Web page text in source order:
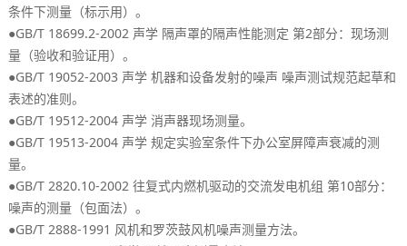
条件下测量 （标示用）。
●GB/T 18699.2-2002 声学 隔声罩的隔声性能测定 第2部分：现场测
量 （验收和验证用）。
●GB/T 19052-2003 声学 机器和设备发射的噪声 噪声测试规范起草和
表述的准则。
●GB/T 19512-2004 声学 消声器现场测量。
●GB/T 19513-2004 声学 规定实验室条件下办公室屏障声衰减的测
量。
●GB/T 2820.10-2002往复式内燃机驱动的交流发电机组 第10部分：
噪声的测量 （包面法）。
●GB/T 2888-1991 风机和罗茨鼓风机噪声测量方法。